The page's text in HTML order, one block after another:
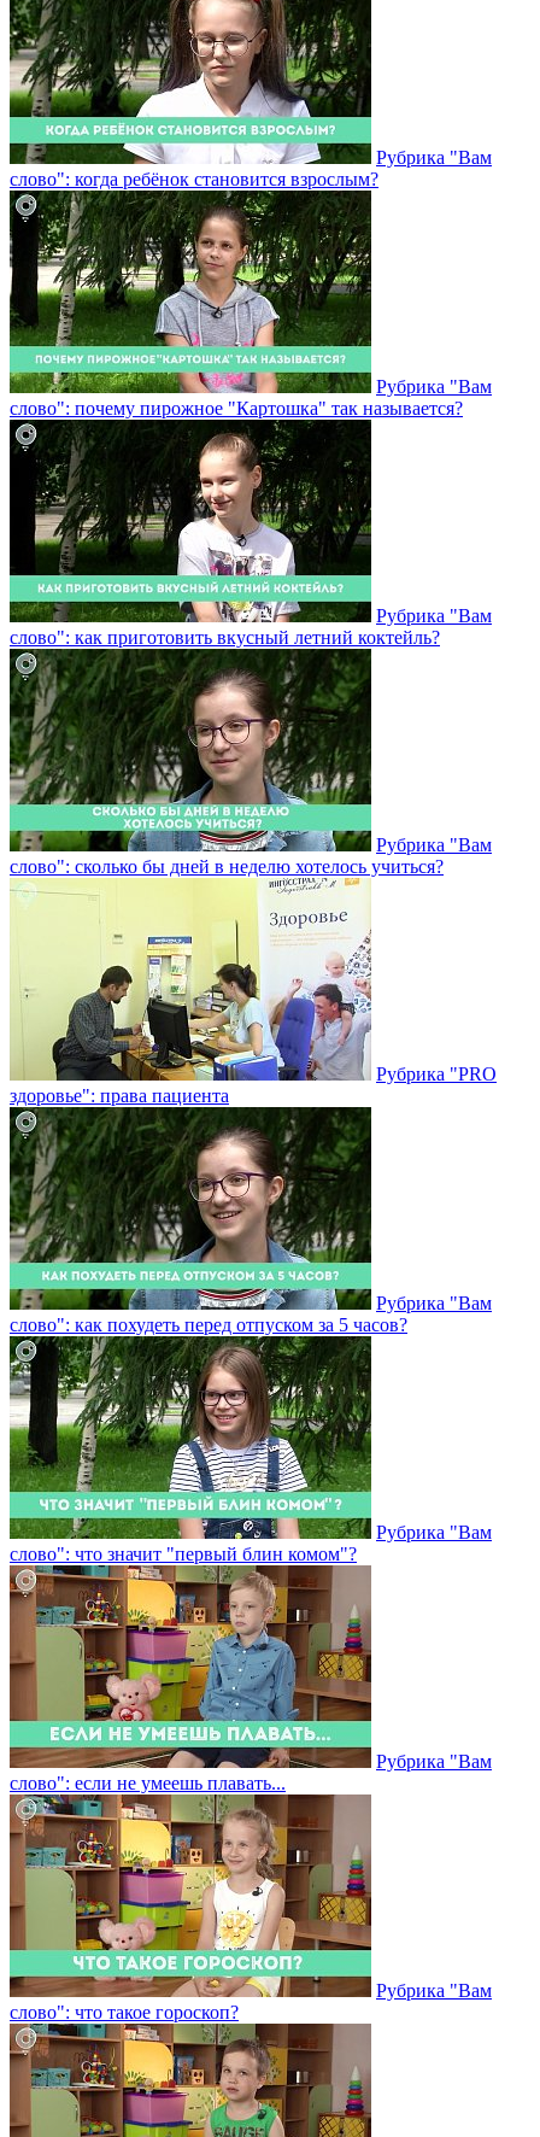
Рубрика "Вам
слово": когда ребёнок становится взрослым?
Рубрика "Вам
слово": почему пирожное "Картошка" так называется?
Рубрика "Вам
слово": как приготовить вкусный летний коктейль?
Рубрика "Вам
слово": сколько бы дней в неделю хотелось учиться?
Рубрика "PRO
здоровье": права пациента
Рубрика "Вам
слово": как похудеть перед отпуском за 5 часов?
Рубрика "Вам
слово": что значит "первый блин комом"?
Рубрика "Вам
слово": если не умеешь плавать...
Рубрика "Вам
слово": что такое гороскоп?